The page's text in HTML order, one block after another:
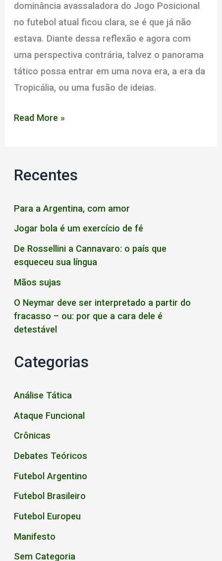
dominância avassaladora do Jogo Posicional
no futebol atual ficou clara, se é que já não
estava. Diante dessa reflexão e agora com
uma perspectiva contrária, talvez o panorama
tático possa entrar em uma nova era, a era da
Tropicália, ou uma fusão de ideias.
Jogo
Posições
Read More »
Recentes
Para a Argentina, com amor
Jogar bola é um exercício de fé
De Rossellini a Cannavaro: o país que
esqueceu sua língua
Mãos sujas
O Neymar deve ser interpretado a partir do
fracasso – ou: por que a cara dele é
detestável
Categorias
Análise Tática
Ataque Funcional
Crônicas
Debates Teóricos
Futebol Argentino
Futebol Brasileiro
Futebol Europeu
Manifesto
Sem Categoria